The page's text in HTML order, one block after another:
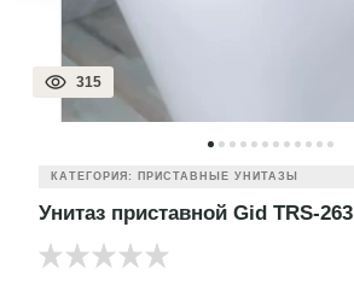
315
КАТЕГОРИЯ: ПРИСТАВНЫЕ УНИТАЗЫ
Унитаз приставной Gid TRS-263